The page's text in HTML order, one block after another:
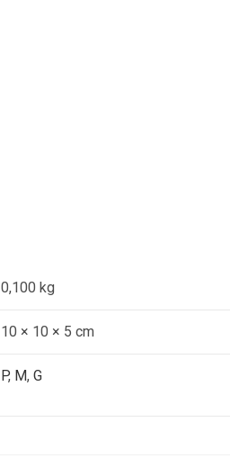
0,100 kg
10 × 10 × 5 cm
P, M, G